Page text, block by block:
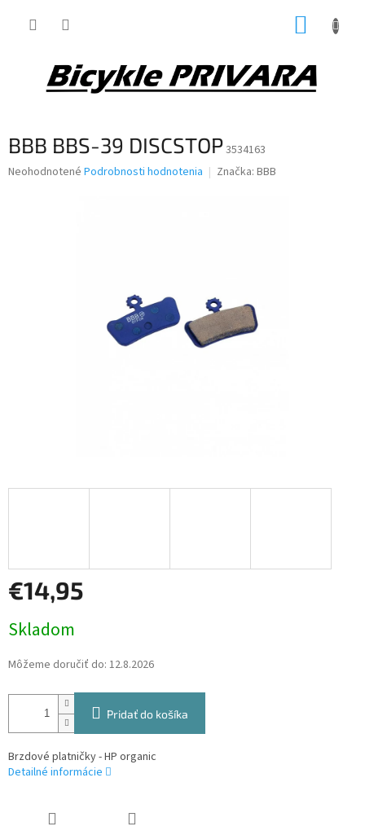
BBB BBS-39 DISCSTOP3534163
Priemerné
Neohodnotené Podrobnosti hodnotenia Značka: BBB
€14,95
cena:
Skladom
Môžeme doručiť do: 12.8.2026
Pridať do košíka
Brzdové platničky - HP organic
Detailné informácie